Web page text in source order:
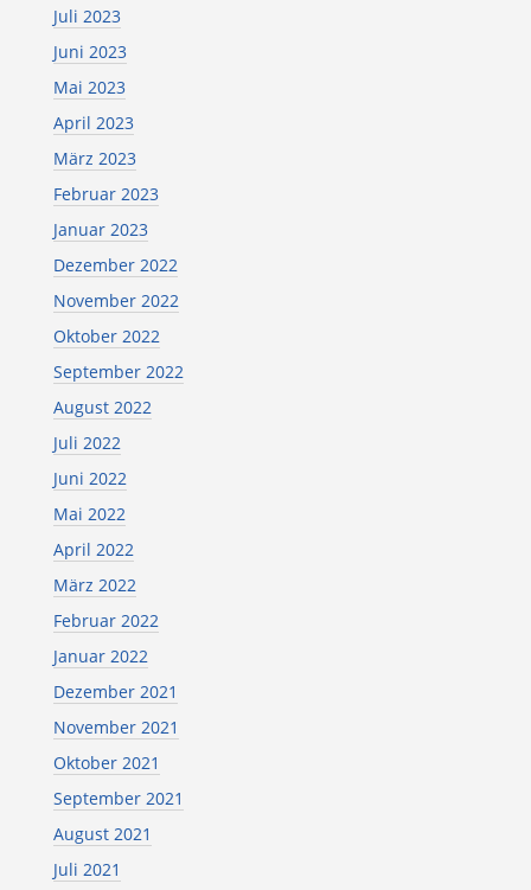
Juli 2023
Juni 2023
Mai 2023
April 2023
März 2023
Februar 2023
Januar 2023
Dezember 2022
November 2022
Oktober 2022
September 2022
August 2022
Juli 2022
Juni 2022
Mai 2022
April 2022
März 2022
Februar 2022
Januar 2022
Dezember 2021
November 2021
Oktober 2021
September 2021
August 2021
Juli 2021